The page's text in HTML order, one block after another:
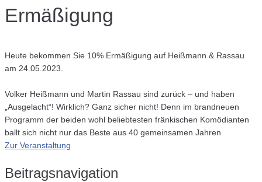
Ermäßigung
Heute bekommen Sie 10% Ermäßigung auf Heißmann & Rassau
am 24.05.2023.
Volker Heißmann und Martin Rassau sind zurück – und haben
„Ausgelacht“! Wirklich? Ganz sicher nicht! Denn im brandneuen
Programm der beiden wohl beliebtesten fränkischen Komödianten
ballt sich nicht nur das Beste aus 40 gemeinsamen Jahren
Zur Veranstaltung
Beitragsnavigation